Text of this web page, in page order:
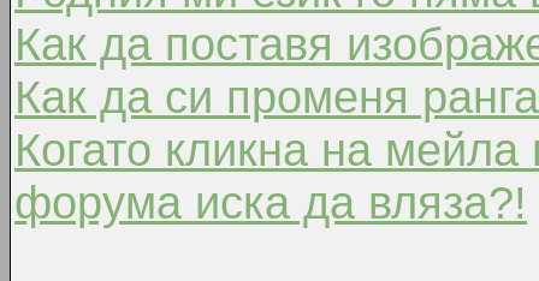
Как да поставя
Как да си променя
Когато кликна на
форума иска да вляза?!